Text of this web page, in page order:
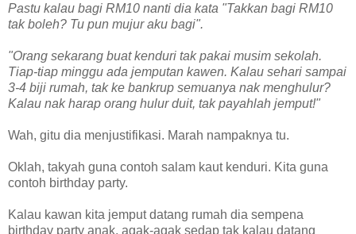
Pastu kalau bagi RM10 nanti dia kata "Takkan bagi RM10
tak boleh? Tu pun mujur aku bagi".
"Orang sekarang buat kenduri tak pakai musim sekolah.
Tiap-tiap minggu ada jemputan kawen. Kalau sehari sampai
3-4 biji rumah, tak ke bankrup semuanya nak menghulur?
Kalau nak harap orang hulur duit, tak payahlah jemput!"
Wah, gitu dia menjustifikasi. Marah nampaknya tu.
Oklah, takyah guna contoh salam kaut kenduri. Kita guna
contoh birthday party.
Kalau kawan kita jemput datang rumah dia sempena
birthday party anak, agak-agak sedap tak kalau datang